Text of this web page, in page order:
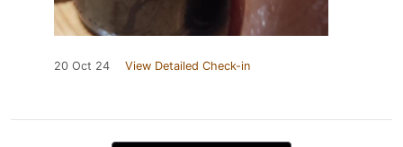
20 Oct 24 View Detailed Check-in